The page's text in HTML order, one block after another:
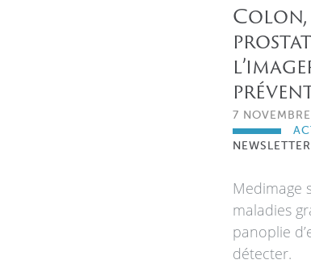
7
Medimage
maladies
panoplie
détecter.